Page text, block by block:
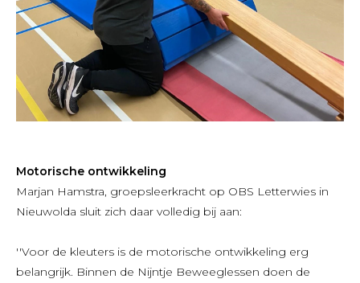
Motorische ontwikkeling
Marjan Hamstra, groepsleerkracht op OBS Letterwies in
Nieuwolda sluit zich daar volledig bij aan:
''Voor de kleuters is de motorische ontwikkeling erg
belangrijk. Binnen de Nijntje Beweeglessen doen de